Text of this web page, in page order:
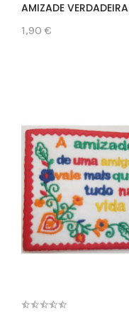
AMIZADE VERDADEIRA
1,90 €